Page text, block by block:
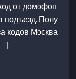
от домофон
подъезд. Полу
кодов Москва
|